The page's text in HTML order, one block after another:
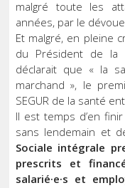
malgré toute les
années, par le
Et malgré, en pleine
du Président de la
déclarait que « la
marchand », le
SEGUR de la santé
Il est temps d’en
sans lendemain et
Sociale intégrale
prescrits et
salarié·e·s et